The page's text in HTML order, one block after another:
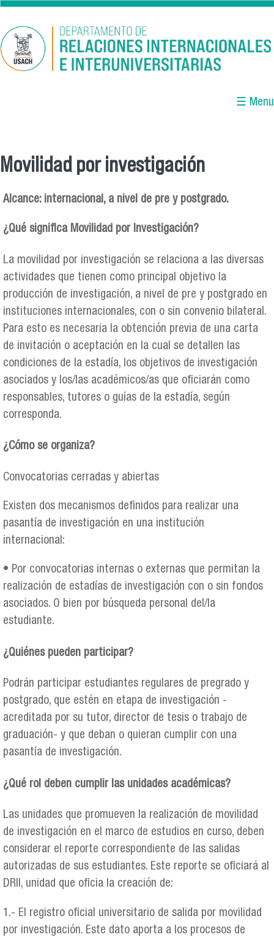
Pasar al contenido principal
☰ Menu
Se encuentra usted aquí
Movilidad por investigación
Alcance: internacional, a nivel de pre y postgrado.
¿Qué significa Movilidad por Investigación?
La movilidad por investigación se relaciona a las diversas
actividades que tienen como principal objetivo la
producción de investigación, a nivel de pre y postgrado en
instituciones internacionales, con o sin convenio bilateral.
Para esto es necesaria la obtención previa de una carta
de invitación o aceptación en la cual se detallen las
condiciones de la estadía, los objetivos de investigación
asociados y los/las académicos/as que oficiarán como
responsables, tutores o guías de la estadía, según
corresponda.
¿Cómo se organiza?
Convocatorias cerradas y abiertas
Existen dos mecanismos definidos para realizar una
pasantía de investigación en una institución
internacional:
• Por convocatorias internas o externas que permitan la
realización de estadías de investigación con o sin fondos
asociados. O bien por búsqueda personal del/la
estudiante.
¿Quiénes pueden participar?
Podrán participar estudiantes regulares de pregrado y
postgrado, que estén en etapa de investigación -
acreditada por su tutor, director de tesis o trabajo de
graduación- y que deban o quieran cumplir con una
pasantía de investigación.
¿Qué rol deben cumplir las unidades académicas?
Las unidades que promueven la realización de movilidad
de investigación en el marco de estudios en curso, deben
considerar el reporte correspondiente de las salidas
autorizadas de sus estudiantes. Este reporte se oficiará al
DRII, unidad que oficia la creación de:
1.- El registro oficial universitario de salida por movilidad
por investigación. Este dato aporta a los procesos de